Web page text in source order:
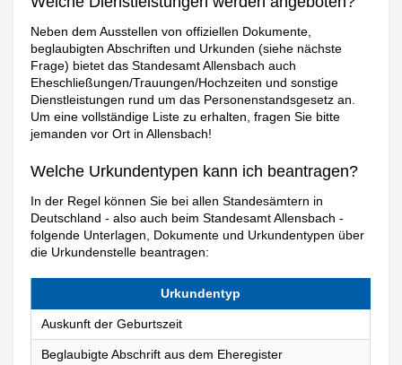
Neben dem Ausstellen von offiziellen Dokumente,
beglaubigten Abschriften und Urkunden (siehe nächste
Frage) bietet das Standesamt Allensbach auch
Eheschließungen/Trauungen/Hochzeiten und sonstige
Dienstleistungen rund um das Personenstandsgesetz an.
Um eine vollständige Liste zu erhalten, fragen Sie bitte
jemanden vor Ort in Allensbach!
Welche Urkundentypen kann ich beantragen?
In der Regel können Sie bei allen Standesämtern in
Deutschland - also auch beim Standesamt Allensbach -
folgende Unterlagen, Dokumente und Urkundentypen über
die Urkundenstelle beantragen:
Urkundentyp
Auskunft der Geburtszeit
Beglaubigte Abschrift aus dem Eheregister